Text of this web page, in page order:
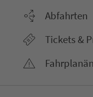
Abfahrten
Tickets &